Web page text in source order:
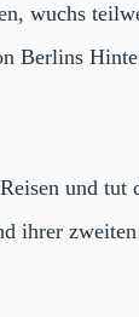
wuchs
Berlins
und
ihrer